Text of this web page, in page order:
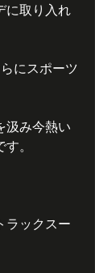
に取り入れ
にスポーツ
汲み今熱い
。
ラックスー